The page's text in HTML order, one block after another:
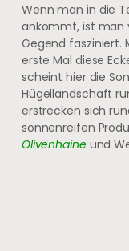
Wenn man in die
ankommt, ist man
Gegend fasziniert.
erste Mal diese
scheint hier die
Hügellandschaft
erstrecken sich
sonnenreifen
Olivenhaineund